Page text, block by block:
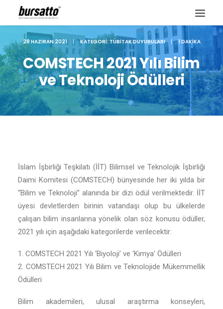
Site içi arama
28 HAZIRAN 2021 | KATEGORI: TÜBITAK DUYURULARI | 1 DAKIKA
COMSTECH 2021 Yılı Bilim
ve Teknoloji Ödülleri
İslam İşbirliği Teşkilatı (İİT) Bilimsel ve Teknolojik İşbirliği
Daimi Komitesi (COMSTECH) bünyesinde her iki yılda bir
“Bilim ve Teknoloji” alanında bir dizi ödül verilmektedir. İİT
üyesi devletlerden birinin vatandaşı olup bu ülkelerde
çalışan bilim insanlarına yönelik olan söz konusu ödüller,
2021 yılı için aşağıdaki kategorilerde verilecektir:
1. COMSTECH 2021 Yılı ‘Biyoloji’ ve ‘Kimya’ Ödülleri
2. COMSTECH 2021 Yılı Bilim ve Teknolojide Mükemmellik
Ödülleri
Bilim akademileri, ulusal araştırma konseyleri,